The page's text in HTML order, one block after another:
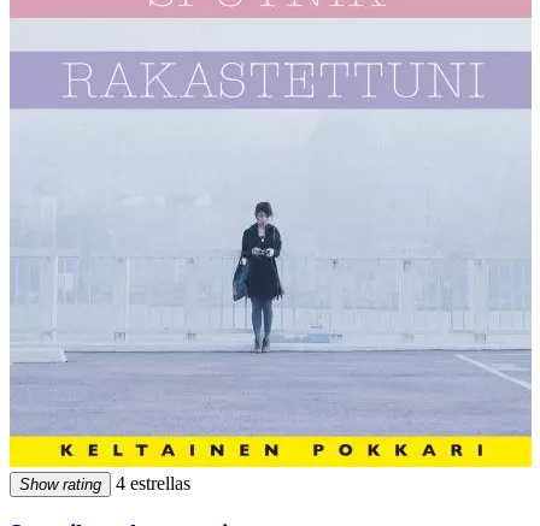
Show rating 4 estrellas